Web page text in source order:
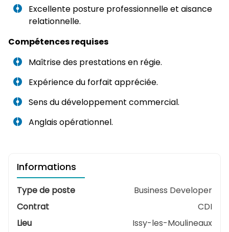
Excellente posture professionnelle et aisance
relationnelle.
Compétences requises
Maîtrise des prestations en régie.
Expérience du forfait appréciée.
Sens du développement commercial.
Anglais opérationnel.
Informations
Type de poste
Business Developer
Contrat
CDI
Lieu
Issy-les-Moulineaux